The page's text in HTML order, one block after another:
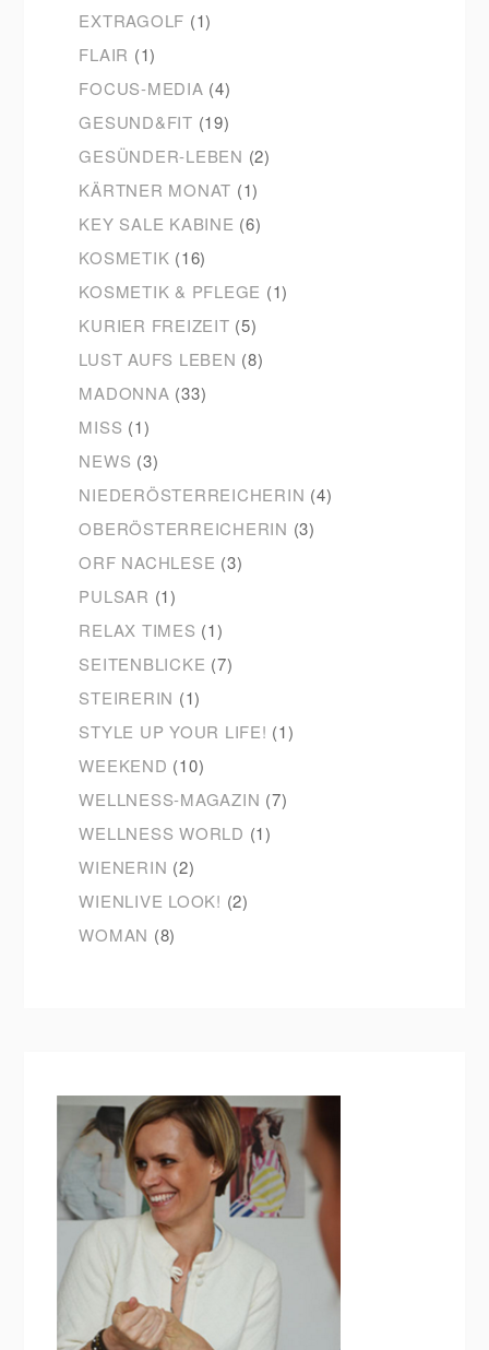
EXTRAGOLF (1)
FLAIR (1)
FOCUS-MEDIA (4)
GESUND&FIT (19)
GESÜNDER-LEBEN (2)
KÄRTNER MONAT (1)
KEY SALE KABINE (6)
KOSMETIK (16)
KOSMETIK & PFLEGE (1)
KURIER FREIZEIT (5)
LUST AUFS LEBEN (8)
MADONNA (33)
MISS (1)
NEWS (3)
NIEDERÖSTERREICHERIN (4)
OBERÖSTERREICHERIN (3)
ORF NACHLESE (3)
PULSAR (1)
RELAX TIMES (1)
SEITENBLICKE (7)
STEIRERIN (1)
STYLE UP YOUR LIFE! (1)
WEEKEND (10)
WELLNESS-MAGAZIN (7)
WELLNESS WORLD (1)
WIENERIN (2)
WIENLIVE LOOK! (2)
WOMAN (8)